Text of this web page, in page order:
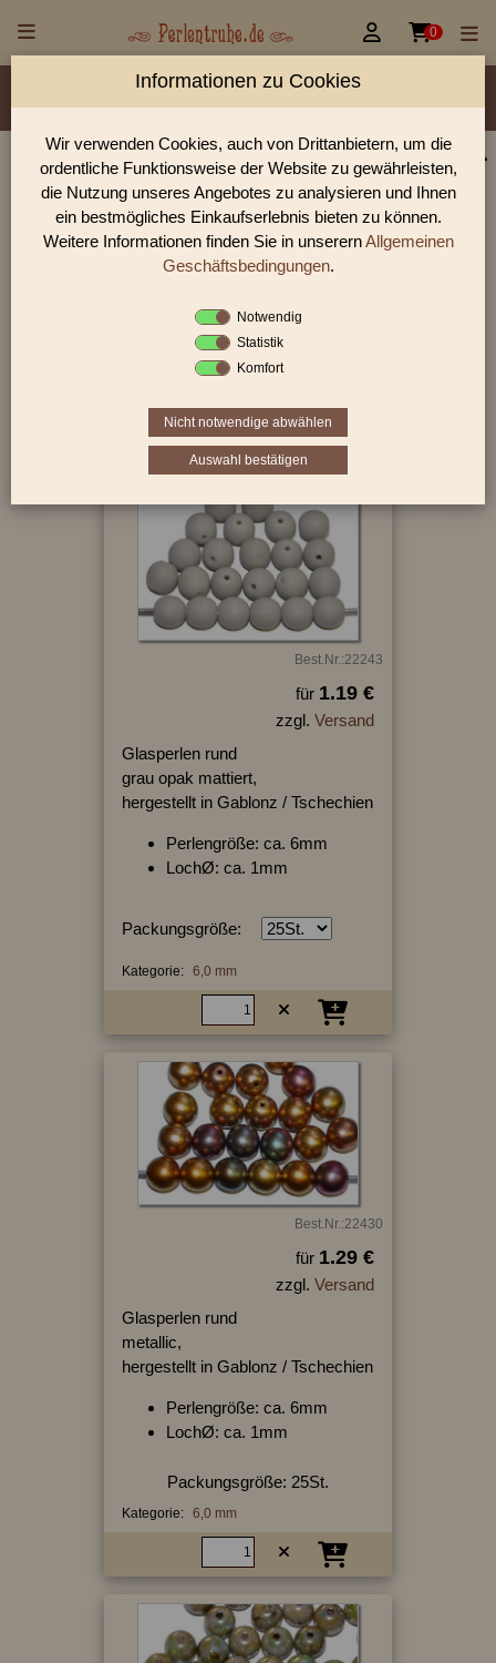
 0
Material/Glassorte Sorte/Form Farbe
Größen
Lochdurchmesser
Perlen Shop für gedrückte Perlen runde 6,0 mm
In unserem Perlen Shop finden sie zahlreich gedrückte Perlen
runde 6,0 mm und viele weiter Glasperlen.
Sie befinden sich in folgender Kategorie:
gedrückte Perlen runde Perlen
Best.Nr.:22243
für 1.19 €
zzgl. Versand
Glasperlen rund
grau opak mattiert,
hergestellt in Gablonz / Tschechien
Perlengröße: ca. 6mm
LochØ: ca. 1mm
Packungsgröße:
Kategorie: 6,0 mm
Best.Nr.:22430
für 1.29 €
zzgl. Versand
Glasperlen rund
metallic,
hergestellt in Gablonz / Tschechien
Perlengröße: ca. 6mm
LochØ: ca. 1mm
Packungsgröße: 25St.
Kategorie: 6,0 mm
Informationen zu Cookies
Wir verwenden Cookies, auch von Drittanbietern, um die
ordentliche Funktionsweise der Website zu gewährleisten,
die Nutzung unseres Angebotes zu analysieren und Ihnen
ein bestmögliches Einkaufserlebnis bieten zu können.
Weitere Informationen finden Sie in unserernAllgemeinen
Geschäftsbedingungen.
Notwendig
Statistik
Komfort
Nicht notwendige abwählen
Auswahl bestätigen